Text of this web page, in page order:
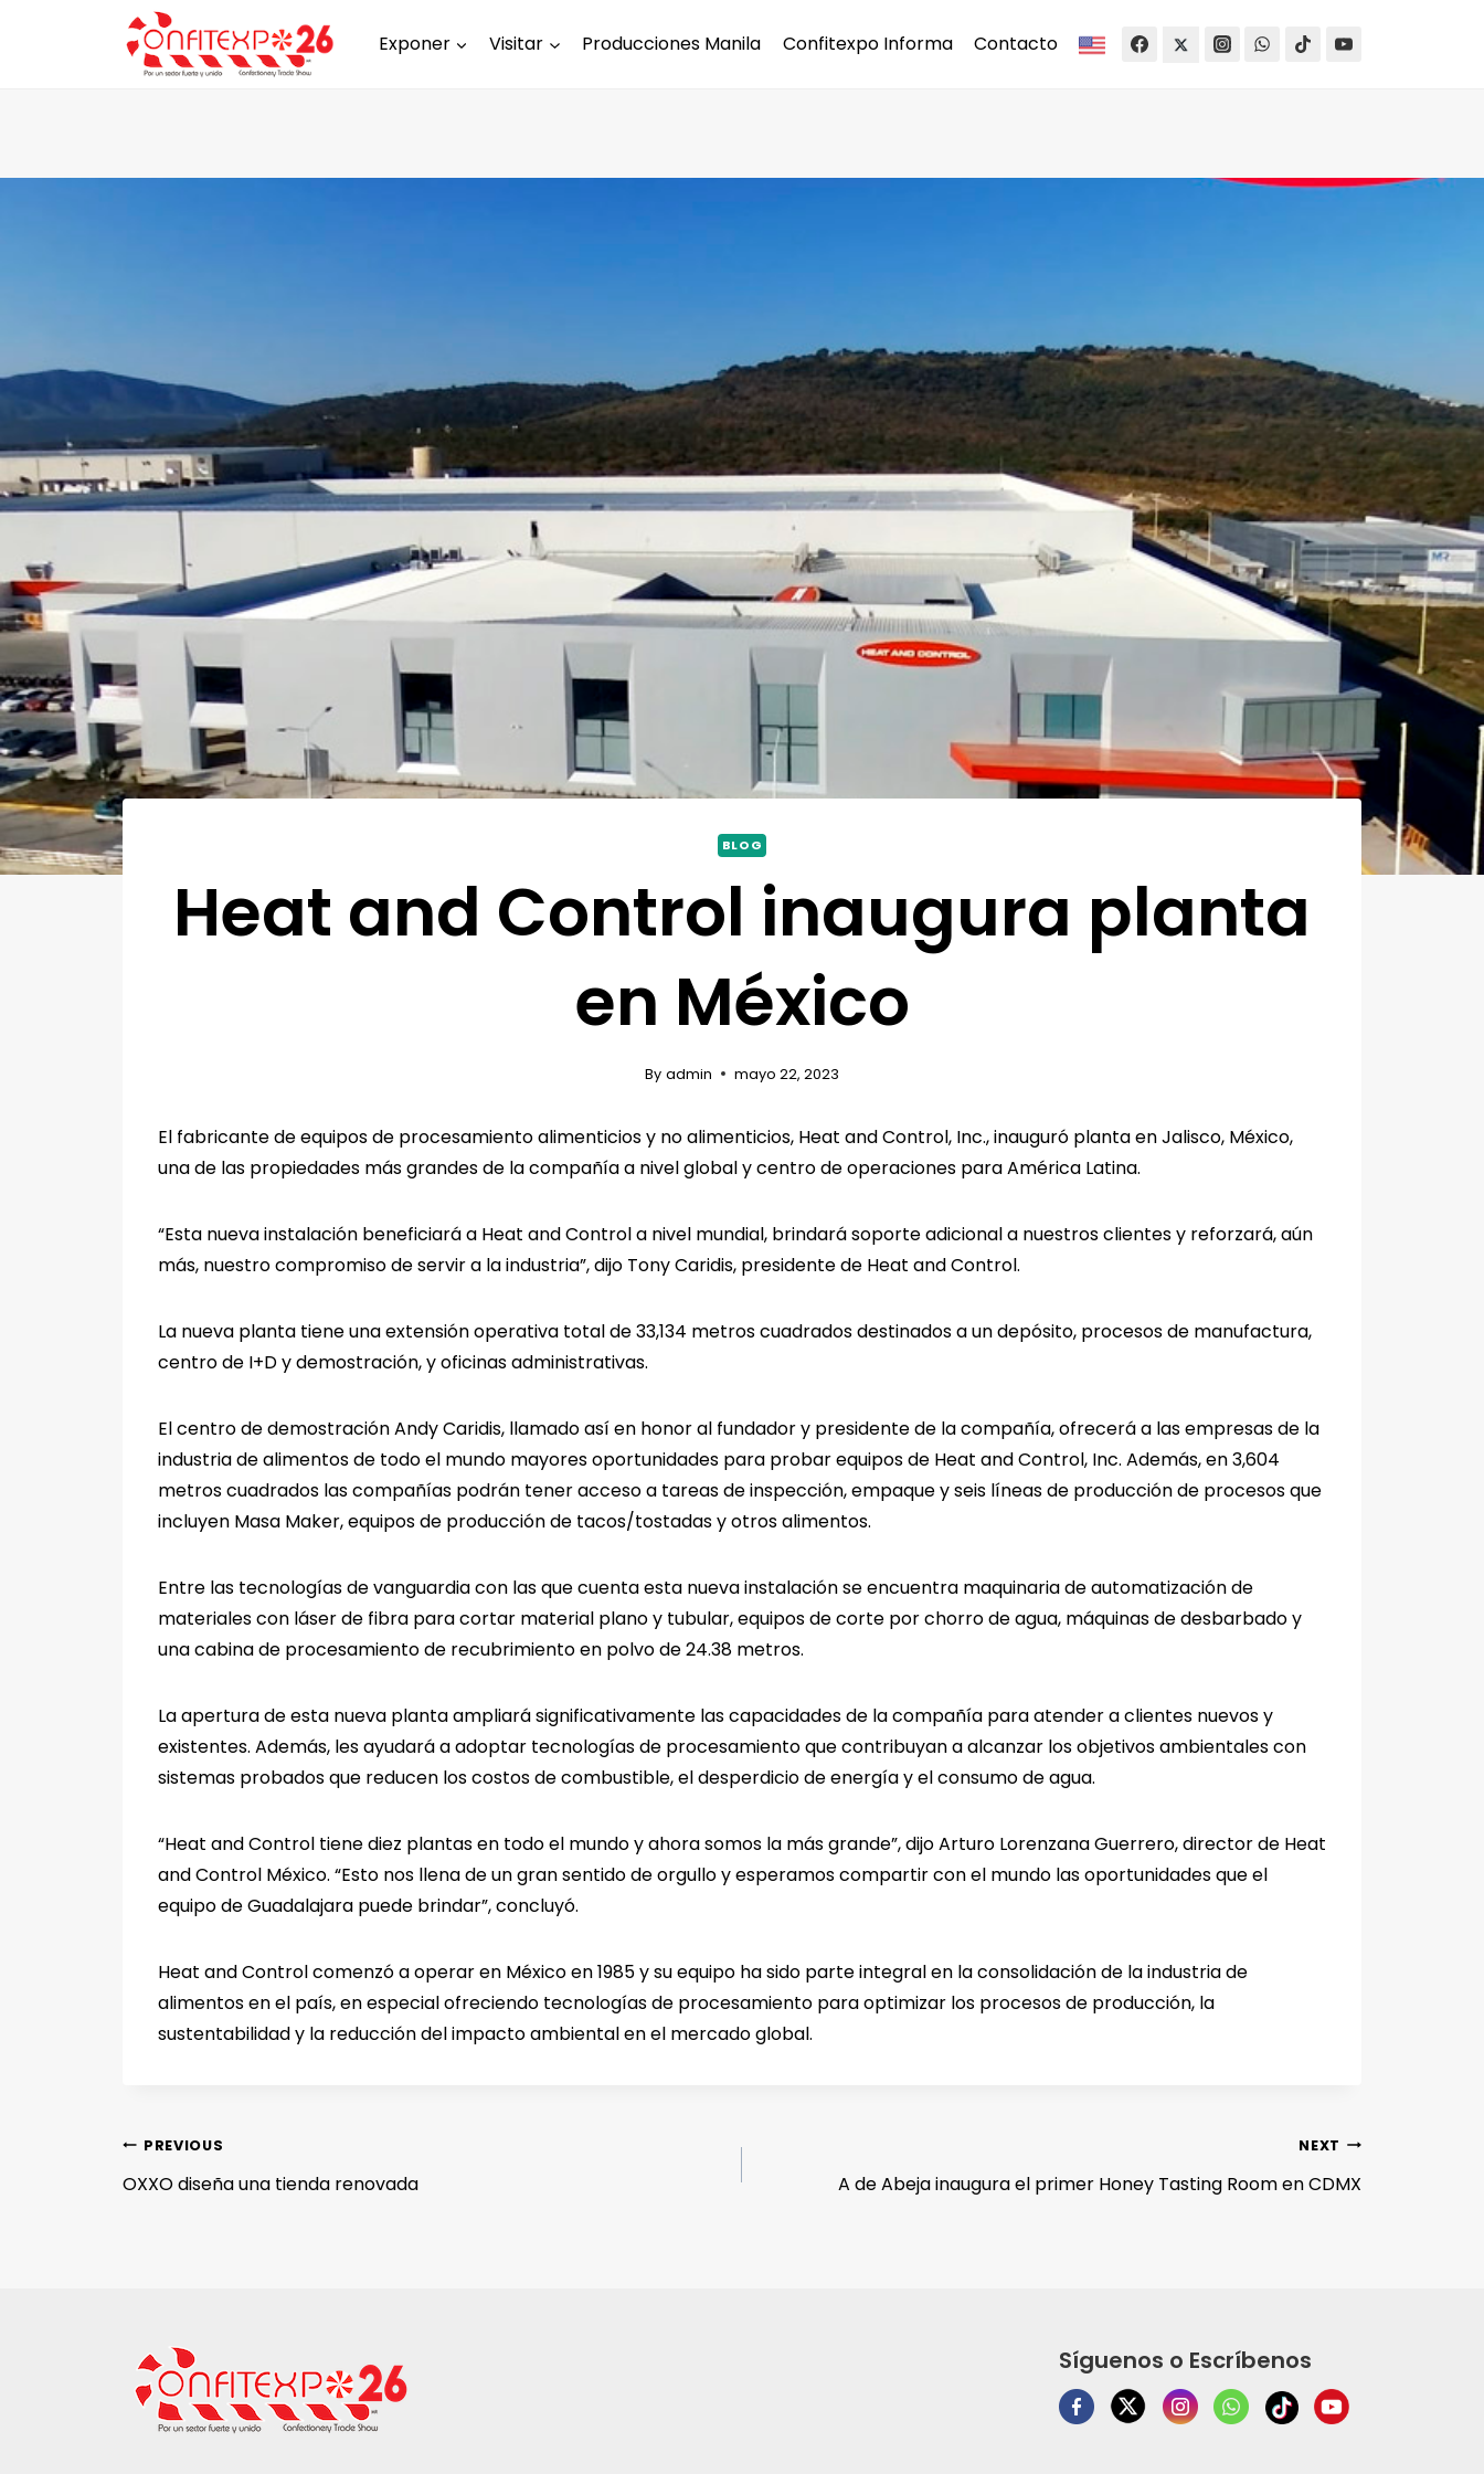
Exponer Visitar Producciones Manila Confitexpo Informa Contacto
BLOG
Heat and Control inaugura planta
en México
By admin mayo 22, 2023
El fabricante de equipos de procesamiento alimenticios y no alimenticios, Heat and Control, Inc., inauguró planta en Jalisco, México,
una de las propiedades más grandes de la compañía a nivel global y centro de operaciones para América Latina.
“Esta nueva instalación beneficiará a Heat and Control a nivel mundial, brindará soporte adicional a nuestros clientes y reforzará, aún
más, nuestro compromiso de servir a la industria”, dijo Tony Caridis, presidente de Heat and Control.
La nueva planta tiene una extensión operativa total de 33,134 metros cuadrados destinados a un depósito, procesos de manufactura,
centro de I+D y demostración, y oficinas administrativas.
El centro de demostración Andy Caridis, llamado así en honor al fundador y presidente de la compañía, ofrecerá a las empresas de la
industria de alimentos de todo el mundo mayores oportunidades para probar equipos de Heat and Control, Inc. Además, en 3,604
metros cuadrados las compañías podrán tener acceso a tareas de inspección, empaque y seis líneas de producción de procesos que
incluyen Masa Maker, equipos de producción de tacos/tostadas y otros alimentos.
Entre las tecnologías de vanguardia con las que cuenta esta nueva instalación se encuentra maquinaria de automatización de
materiales con láser de fibra para cortar material plano y tubular, equipos de corte por chorro de agua, máquinas de desbarbado y
una cabina de procesamiento de recubrimiento en polvo de 24.38 metros.
La apertura de esta nueva planta ampliará significativamente las capacidades de la compañía para atender a clientes nuevos y
existentes. Además, les ayudará a adoptar tecnologías de procesamiento que contribuyan a alcanzar los objetivos ambientales con
sistemas probados que reducen los costos de combustible, el desperdicio de energía y el consumo de agua.
“Heat and Control tiene diez plantas en todo el mundo y ahora somos la más grande”, dijo Arturo Lorenzana Guerrero, director de Heat
and Control México. “Esto nos llena de un gran sentido de orgullo y esperamos compartir con el mundo las oportunidades que el
equipo de Guadalajara puede brindar”, concluyó.
Heat and Control comenzó a operar en México en 1985 y su equipo ha sido parte integral en la consolidación de la industria de
alimentos en el país, en especial ofreciendo tecnologías de procesamiento para optimizar los procesos de producción, la
sustentabilidad y la reducción del impacto ambiental en el mercado global.
PREVIOUS
OXXO diseña una tienda renovada
NEXT
A de Abeja inaugura el primer Honey Tasting Room en CDMX
Síguenos o Escríbenos